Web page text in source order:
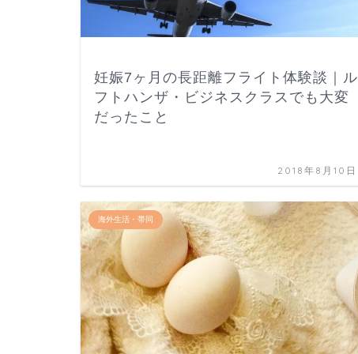
妊娠7ヶ月の長距離フライト体験談｜ル
フトハンザ・ビジネスクラスでも大変
だったこと
2018年8月10日
海外生活・帯同